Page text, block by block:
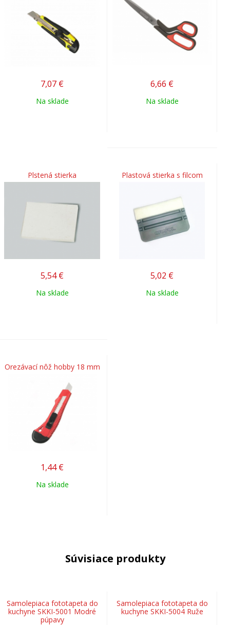
7,07 €
Na sklade
6,66 €
Na sklade
Plstená stierka
5,54 €
Na sklade
Plastová stierka s filcom
5,02 €
Na sklade
Orezávací nôž hobby 18 mm
1,44 €
Na sklade
Súvisiace produkty
Samolepiaca fototapeta do
kuchyne SKKI-5001 Modré
púpavy
Samolepiaca fototapeta do
kuchyne SKKI-5004 Ruže